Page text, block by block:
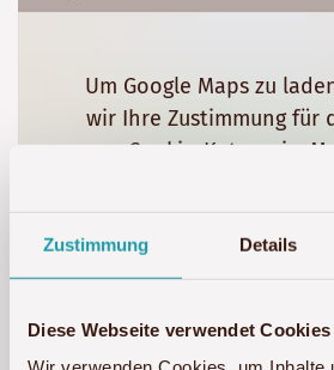
Zustimmung Details
Diese Webseite verwendet Cookies
Um Google Maps zu
wir Ihre Zustimmung für
Cookie-Kategorie:
Marketing-Cookies